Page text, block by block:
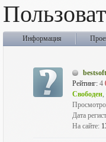
Информация
Рейтинг: 4
Свободен,
Дата
На сайте: